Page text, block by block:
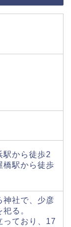
駅から徒歩2
橋駅から徒歩
神社で、少彦
る。
っており、17